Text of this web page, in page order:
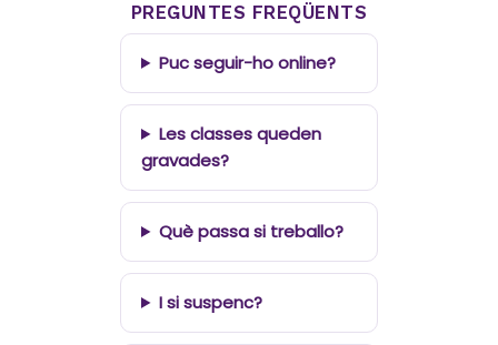
PREGUNTES FREQÜENTS
Puc seguir-ho online?
Les classes queden
gravades?
Què passa si treballo?
I si suspenc?